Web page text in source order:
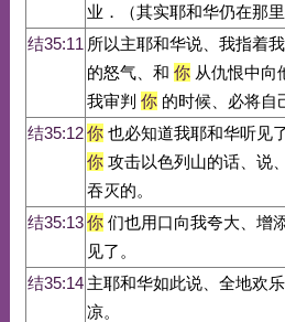
业．（其实耶和华仍在那里
结35:11 所以主耶和华说、我指着
的怒气、和 你从仇恨中向
我审判 你的时候、必将自
结35:12你也必知道我耶和华听见
你攻击以色列山的话、说
吞灭的。
结35:13你们也用口向我夸大、增
见了。
结35:14 主耶和华如此说、全地欢
凉。